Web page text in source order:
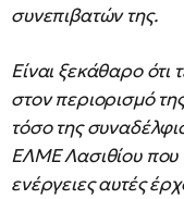
συνεπιβατών της.
Είναι ξεκάθαρο ότι
στον περιορισμό
τόσο της
ΕΛΜΕ Λασιθίου
ενέργειες αυτές